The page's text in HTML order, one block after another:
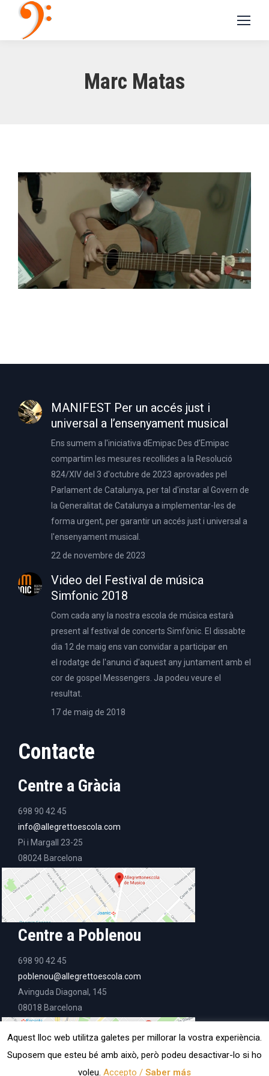
Marc Matas
MANIFEST Per un accés just i
universal a l’ensenyament musical
Ens sumem a l'iniciativa dEmipac Des d'Emipac
compartim les mesures recollides a la Resolució
824/XIV del 3 d'octubre de 2023 aprovades pel
Parlament de Catalunya, per tal d'instar al Govern de
la Generalitat de Catalunya a implementar-les de
forma urgent, per garantir un accés just i universal a
l'ensenyament musical.
22 de novembre de 2023
Video del Festival de música
Simfonic 2018
Com cada any la nostra escola de música estarà
present al festival de concerts Simfònic. El dissabte
dia 12 de maig ens van convidar a participar en
el rodatge de l'anunci d'aquest any juntament amb el
cor de gospel Messengers. Ja podeu veure el
resultat.
17 de maig de 2018
Contacte
Centre a Gràcia
698 90 42 45
info@allegrettoescola.com
Pi i Margall 23-25
08024 Barcelona
Centre a Poblenou
698 90 42 45
poblenou@allegrettoescola.com
Avinguda Diagonal, 145
08018 Barcelona
Aquest lloc web utilitza galetes per millorar la vostra experiència.
Suposem que esteu bé amb això, però podeu desactivar-lo si ho
voleu. Accepto / Saber más